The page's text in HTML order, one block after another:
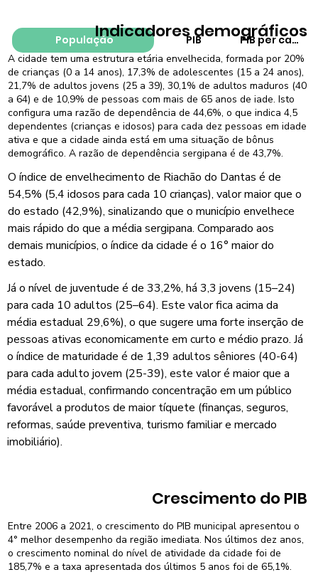
População PIB PIB per capita
Indicadores demográficos
A cidade tem uma estrutura etária envelhecida, formada por 20%
de crianças (0 a 14 anos), 17,3% de adolescentes (15 a 24 anos),
21,7% de adultos jovens (25 a 39), 30,1% de adultos maduros (40
a 64) e de 10,9% de pessoas com mais de 65 anos de iade. Isto
configura uma razão de dependência de 44,6%, o que indica 4,5
dependentes (crianças e idosos) para cada dez pessoas em idade
ativa e que a cidade ainda está em uma situação de bônus
demográfico. A razão de dependência sergipana é de 43,7%.
O índice de envelhecimento de Riachão do Dantas é de
54,5% (5,4 idosos para cada 10 crianças), valor maior que o
do estado (42,9%), sinalizando que o município envelhece
mais rápido do que a média sergipana. Comparado aos
demais municípios, o índice da cidade é o 16° maior do
estado.
Já o nível de juventude é de 33,2%, há 3,3 jovens (15–24)
para cada 10 adultos (25–64). Este valor fica acima da
média estadual 29,6%), o que sugere uma forte inserção de
pessoas ativas economicamente em curto e médio prazo. Já
o índice de maturidade é de 1,39 adultos sêniores (40-64)
para cada adulto jovem (25-39), este valor é maior que a
média estadual, confirmando concentração em um público
favorável a produtos de maior tíquete (finanças, seguros,
reformas, saúde preventiva, turismo familiar e mercado
imobiliário).
Crescimento do PIB
Entre 2006 a 2021, o crescimento do PIB municipal apresentou o
4° melhor desempenho da região imediata. Nos últimos dez anos,
o crescimento nominal do nível de atividade da cidade foi de
185,7% e a taxa apresentada dos últimos 5 anos foi de 65,1%.